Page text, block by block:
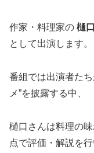
作家・料理家の 樋
として出演します。
番組では出演者た
メ”を披露する中、
樋口さんは料理の
点で評価・解説を行